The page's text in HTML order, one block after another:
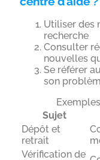
Utiliser des
recherche
Consulter
nouvelles
Se référer
son
Sujet
Dépôt et
retrait
Vérification de